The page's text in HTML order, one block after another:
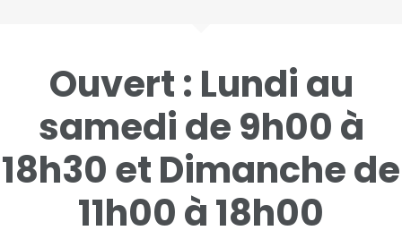
Ouvert : Lundi au
samedi de 9h00 à
18h30 et Dimanche de
11h00 à 18h00